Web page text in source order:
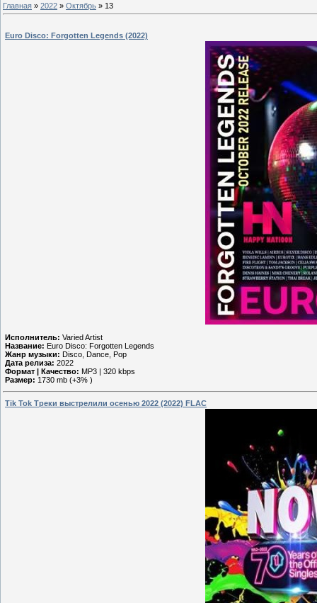
Главная » 2022 » Октябрь » 13
Euro Disco: Forgotten Legends (2022)
Исполнитель: Varied Artist
Название: Euro Disco: Forgotten Legends
Жанр музыки: Disco, Dance, Pop
Дата релиза: 2022
Формат | Качество: MP3 | 320 kbps
Размер: 1730 mb (+3% )
Tik Tok Треки выстрелили осенью 2022 (2022) FLAC